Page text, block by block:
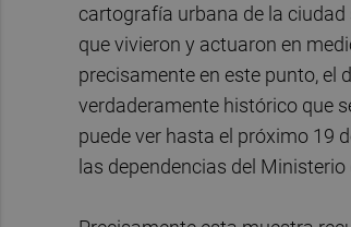
cartografía urbana de la
que vivieron y actuaron en
precisamente en este punto, el
verdaderamente histórico que
puede ver hasta el próximo 19
las dependencias del